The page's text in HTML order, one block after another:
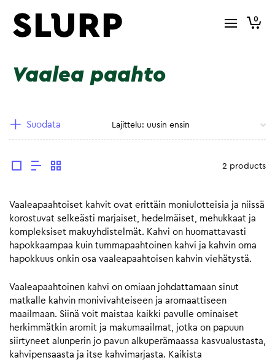
0
Vaalea paahto
Suodata
2 products
Vaaleapaahtoiset kahvit ovat erittäin moniulotteisia ja niissä
korostuvat selkeästi marjaiset, hedelmäiset, mehukkaat ja
kompleksiset makuyhdistelmät. Kahvi on huomattavasti
hapokkaampaa kuin tummapaahtoinen kahvi ja kahvin oma
hapokkuus onkin osa vaaleapaahtoisen kahvin viehätystä.
Vaaleapaahtoinen kahvi on omiaan johdattamaan sinut
matkalle kahvin monivivahteiseen ja aromaattiseen
maailmaan. Siinä voit maistaa kaikki pavulle ominaiset
herkimmätkin aromit ja makumaailmat, jotka on papuun
siirtyneet alunperin jo pavun alkuperämaassa kasvualustasta,
kahvipensaasta ja itse kahvimarjasta. Kaikista